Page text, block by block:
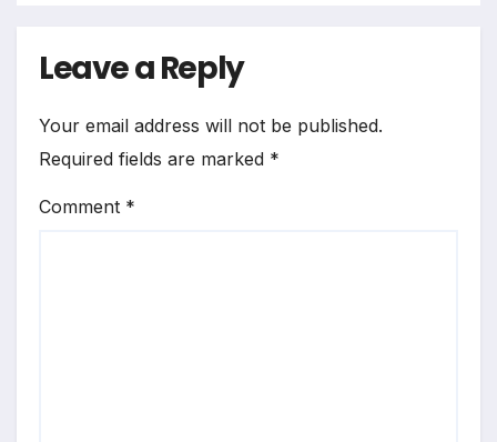
Leave a Reply
Your email address will not be published.
Required fields are marked *
Comment *